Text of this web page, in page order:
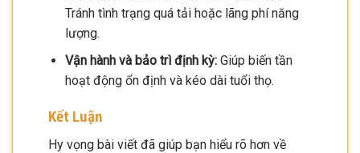
Tránh tình trạng quá tải hoặc lãng phí năng
lượng.
Vận hành và bảo trì định kỳ:Giúp biến tần
hoạt động ổn định và kéo dài tuổi thọ.
Kết Luận
Hy vọng bài viết đã giúp bạn hiểu rõ hơn về